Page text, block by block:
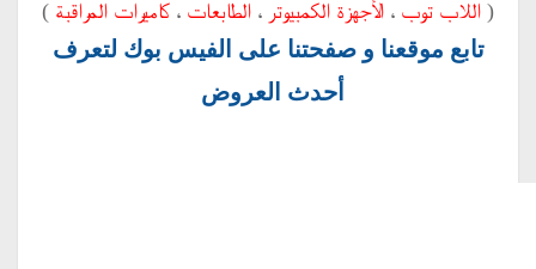
( اللاب توب ، الأجهزة الكمبيوتر ، الطابعات ، كاميرات المراقبة )
تابع موقعنا و صفحتنا على الفيس بوك لتعرف
أحدث العروض